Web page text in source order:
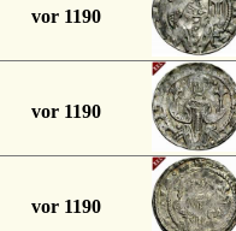
vor 1190
vor 1190
vor 1190